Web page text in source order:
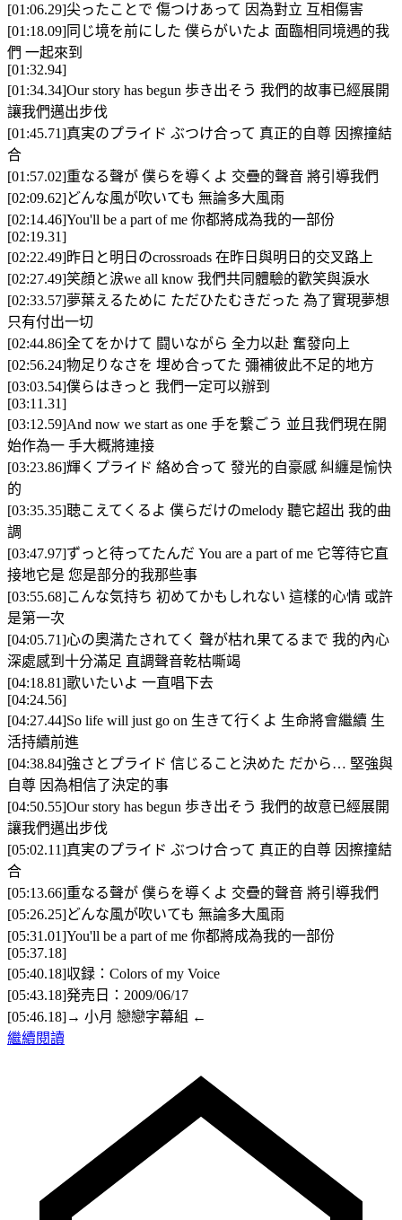
[01:06.29]尖ったことで 傷つけあって 因為對立 互相傷害
[01:18.09]同じ境を前にした 僕らがいたよ 面臨相同境遇的我
們 一起來到
[01:32.94]
[01:34.34]Our story has begun 歩き出そう 我們的故事已經展開
讓我們邁出步伐
[01:45.71]真実のプライド ぶつけ合って 真正的自尊 因擦撞結
合
[01:57.02]重なる聲が 僕らを導くよ 交疊的聲音 將引導我們
[02:09.62]どんな風が吹いても 無論多大風雨
[02:14.46]You'll be a part of me 你都將成為我的一部份
[02:19.31]
[02:22.49]昨日と明日のcrossroads 在昨日與明日的交叉路上
[02:27.49]笑顔と涙we all know 我們共同體驗的歡笑與淚水
[02:33.57]夢葉えるために ただひたむきだった 為了實現夢想
只有付出一切
[02:44.86]全てをかけて 闘いながら 全力以赴 奮發向上
[02:56.24]物足りなさを 埋め合ってた 彌補彼此不足的地方
[03:03.54]僕らはきっと 我們一定可以辦到
[03:11.31]
[03:12.59]And now we start as one 手を繋ごう 並且我們現在開
始作為一 手大概將連接
[03:23.86]輝くプライド 絡め合って 發光的自豪感 糾纏是愉快
的
[03:35.35]聴こえてくるよ 僕らだけのmelody 聽它超出 我的曲
調
[03:47.97]ずっと待ってたんだ You are a part of me 它等待它直
接地它是 您是部分的我那些事
[03:55.68]こんな気持ち 初めてかもしれない 這樣的心情 或許
是第一次
[04:05.71]心の奧満たされてく 聲が枯れ果てるまで 我的內心
深處感到十分滿足 直調聲音乾枯嘶竭
[04:18.81]歌いたいよ 一直唱下去
[04:24.56]
[04:27.44]So life will just go on 生きて行くよ 生命將會繼續 生
活持續前進
[04:38.84]強さとプライド 信じること決めた だから… 堅強與
自尊 因為相信了決定的事
[04:50.55]Our story has begun 歩き出そう 我們的故意已經展開
讓我們邁出步伐
[05:02.11]真実のプライド ぶつけ合って 真正的自尊 因擦撞結
合
[05:13.66]重なる聲が 僕らを導くよ 交疊的聲音 將引導我們
[05:26.25]どんな風が吹いても 無論多大風雨
[05:31.01]You'll be a part of me 你都將成為我的一部份
[05:37.18]
[05:40.18]収録：Colors of my Voice
[05:43.18]発売日：2009/06/17
[05:46.18]→ 小月 戀戀字幕組 ←
繼續閱讀